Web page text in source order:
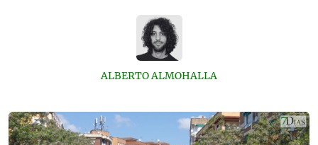
ALBERTO ALMOHALLA